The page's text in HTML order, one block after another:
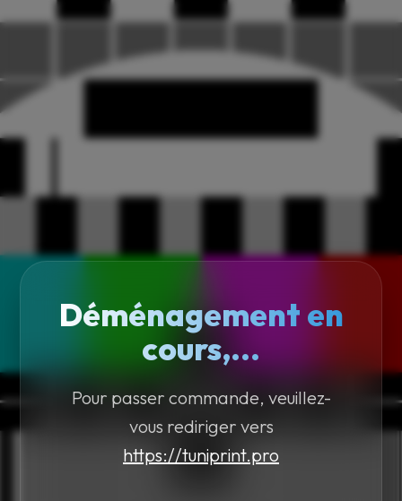
Déménagement en
cours,...
Pour passer commande, veuillez-
vous rediriger vers
https://tuniprint.pro